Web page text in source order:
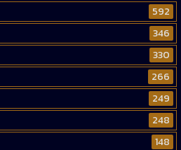
592
346
330
266
249
248
148